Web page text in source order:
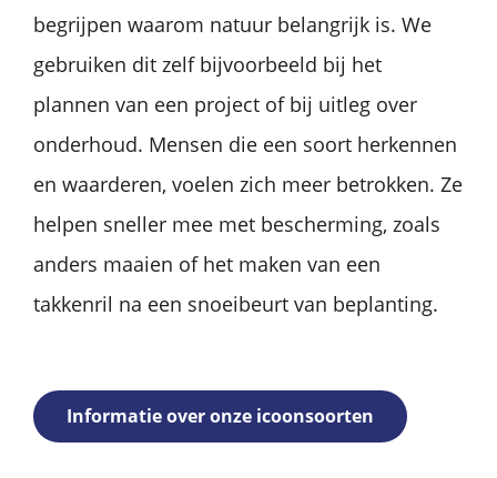
begrijpen waarom natuur belangrijk is. We
gebruiken dit zelf bijvoorbeeld bij het
plannen van een project of bij uitleg over
onderhoud. Mensen die een soort herkennen
en waarderen, voelen zich meer betrokken. Ze
helpen sneller mee met bescherming, zoals
anders maaien of het maken van een
takkenril na een snoeibeurt van beplanting.
Informatie over onze icoonsoorten